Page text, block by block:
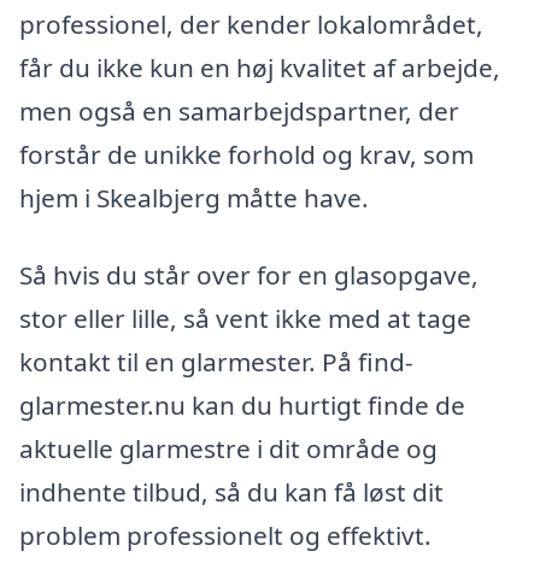
professionel, der kender lokalområdet,
får du ikke kun en høj kvalitet af arbejde,
men også en samarbejdspartner, der
forstår de unikke forhold og krav, som
hjem i Skealbjerg måtte have.
Så hvis du står over for en glasopgave,
stor eller lille, så vent ikke med at tage
kontakt til en glarmester. På find-
glarmester.nu kan du hurtigt finde de
aktuelle glarmestre i dit område og
indhente tilbud, så du kan få løst dit
problem professionelt og effektivt.